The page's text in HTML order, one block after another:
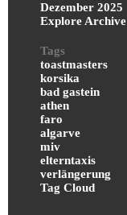
Dezember 2025
Explore Archive
Tags
toastmasters
korsika
bad gastein
athen
faro
algarve
miv
elterntaxis
verlängerung
Tag Cloud